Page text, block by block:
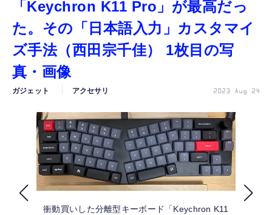
ガジェット
カルチャー
公式ストア
FOLLOW US
「Keychron K11 Pro」が最高だっ
た。その「日本語入力」カスタマイ
ズ手法（西田宗千佳） 1枚目の写
真・画像
ガジェット アクセサリ 2023 Aug 24
衝動買いした分離型キーボード「Keychron K11